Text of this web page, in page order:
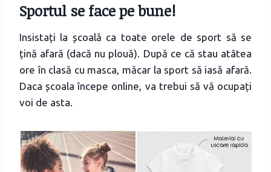
Sportul se face pe bune!
Insistați la școală ca toate orele de sport să se
țină afară (dacă nu plouă). După ce că stau atâtea
ore în clasă cu masca, măcar la sport să iasă afară.
Daca școala începe online, va trebui să vă ocupați
voi de asta.